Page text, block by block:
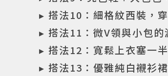
▸ 搭法10：細格紋西裝，
▸ 搭法11：微V領與小包的
▸ 搭法12：寬鬆上衣塞一
▸ 搭法13：優雅純白襯衫